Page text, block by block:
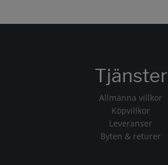
Tjänster
Allmänna villkor
Köpvillkor
Leveranser
Byten & returer